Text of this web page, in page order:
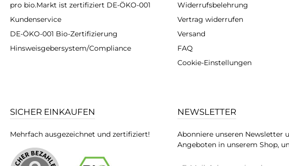
pro bio.Markt ist zertifiziert DE-ÖKO-001
Kundenservice
DE-ÖKO-001 Bio-Zertifizierung
Hinsweisgebersystem/Compliance
Widerrufsbelehrung
Vertrag widerrufen
Versand
FAQ
Cookie-Einstellungen
SICHER EINKAUFEN
Mehrfach ausgezeichnet und zertifiziert!
NEWSLETTER
Abonniere unseren Newsletter
Angeboten in unserem Shop,